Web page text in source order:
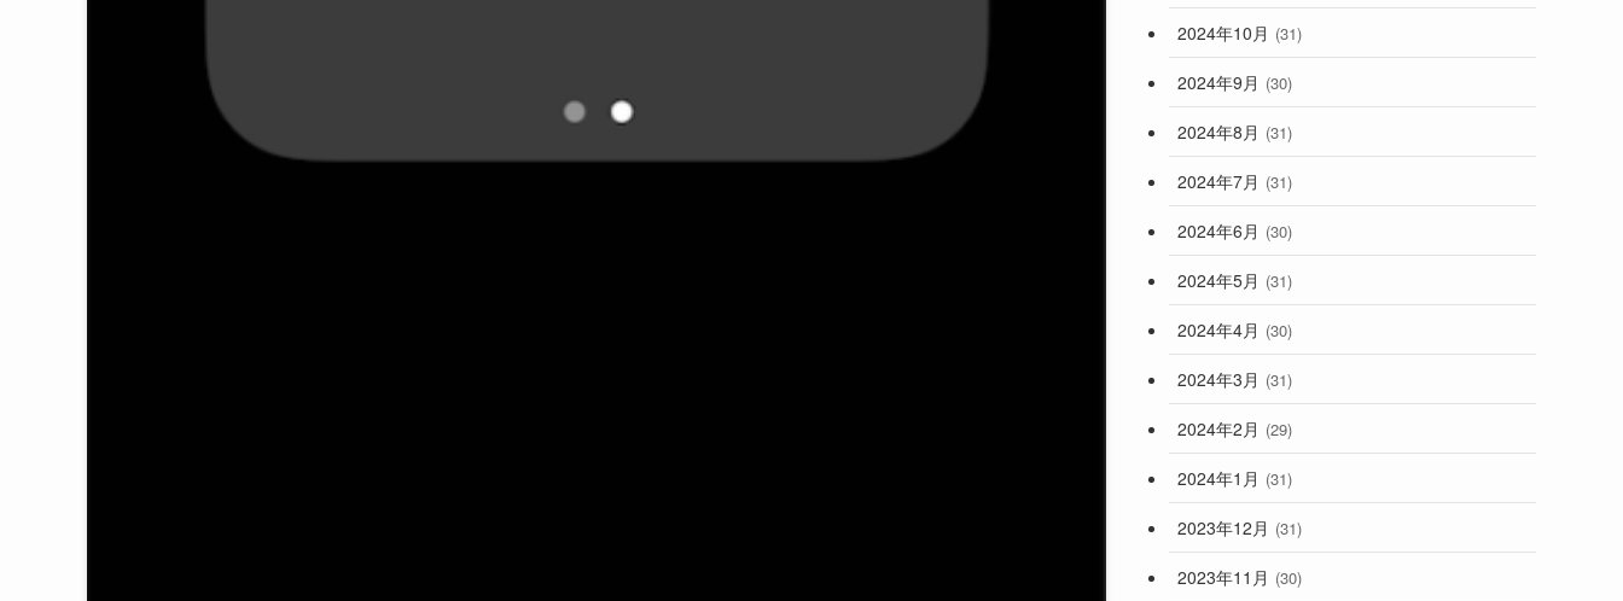
2024年10月 (31)
2024年9月 (30)
2024年8月 (31)
2024年7月 (31)
2024年6月 (30)
2024年5月 (31)
2024年4月 (30)
2024年3月 (31)
2024年2月 (29)
2024年1月 (31)
2023年12月 (31)
2023年11月 (30)